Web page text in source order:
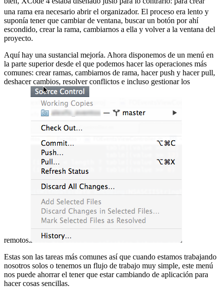
una rama era necesario abrir el organizador. El proceso era lento y
suponía tener que cambiar de ventana, buscar un botón por ahí
escondido, crear la rama, cambiarnos a ella y volver a la ventana del
proyecto.
Aquí hay una sustancial mejoría. Ahora disponemos de un menú en
la parte superior desde el que podemos hacer las operaciones más
comunes: crear ramas, cambiarnos de rama, hacer push y hacer pull,
deshacer cambios, resolver conflictos e incluso gestionar los
remotos.
Estas son las tareas más comunes así que cuando estamos trabajando
nosotros solos o tenemos un flujo de trabajo muy simple, este menú
nos puede ahorrar el tener que estar cambiando de aplicación para
hacer cosas sencillas.